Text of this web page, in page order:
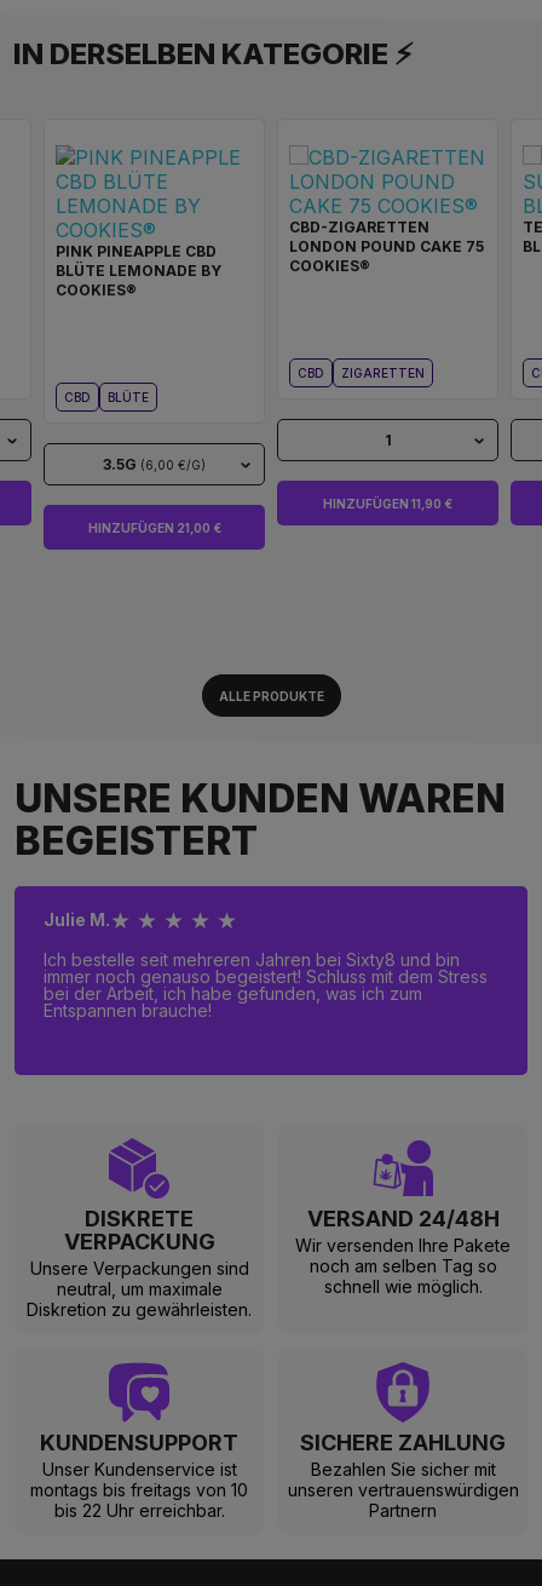
IN DERSELBEN KATEGORIE ⚡
PINK PINEAPPLE CBD
BLÜTE LEMONADE BY
COOKIES®
CBD BLÜTE
3.5G (6,00 €/G)
HINZUFÜGEN 21,00 €
CBD-ZIGARETTEN
LONDON POUND CAKE 75
COOKIES®
CBD ZIGARETTEN
1
HINZUFÜGEN 11,90 €
ALLE PRODUKTE
UNSERE KUNDEN WAREN
BEGEISTERT
Julie M.★ ★ ★ ★ ★
Ich bestelle seit mehreren Jahren bei Sixty8 und bin
immer noch genauso begeistert! Schluss mit dem Stress
bei der Arbeit, ich habe gefunden, was ich zum
Entspannen brauche!
DISKRETE
VERPACKUNG
Unsere Verpackungen sind
neutral, um maximale
Diskretion zu gewährleisten.
VERSAND 24/48H
Wir versenden Ihre Pakete
noch am selben Tag so
schnell wie möglich.
KUNDENSUPPORT
Unser Kundenservice ist
montags bis freitags von 10
bis 22 Uhr erreichbar.
SICHERE ZAHLUNG
Bezahlen Sie sicher mit
unseren vertrauenswürdigen
Partnern